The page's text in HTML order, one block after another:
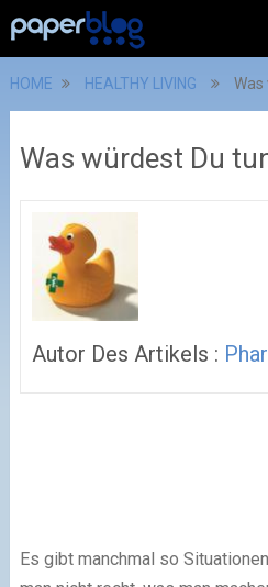
HOME HEALTHY LIVING Was
Was würdest Du
Autor Des Artikels :
Es gibt manchmal so